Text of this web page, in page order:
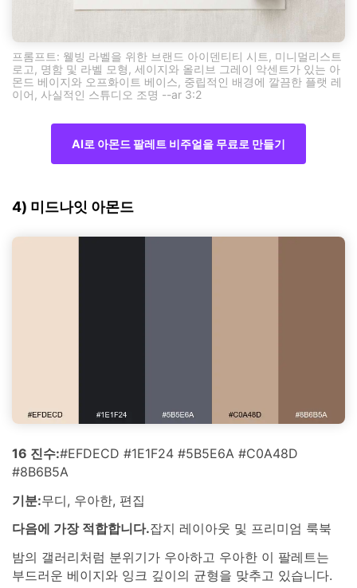
프롬프트: 웰빙 라벨을 위한 브랜드 아이덴티티 시트, 미니멀리스트
로고, 명함 및 라벨 모형, 세이지와 올리브 그레이 악센트가 있는 아
몬드 베이지와 오프화이트 베이스, 중립적인 배경에 깔끔한 플랫 레
이어, 사실적인 스튜디오 조명 --ar 3:2
AI로 아몬드 팔레트 비주얼을 무료로 만들기
4) 미드나잇 아몬드
16 진수:#EFDECD #1E1F24 #5B5E6A #C0A48D
#8B6B5A
기분:무디, 우아한, 편집
다음에 가장 적합합니다.잡지 레이아웃 및 프리미엄 룩북
밤의 갤러리처럼 분위기가 우아하고 우아한 이 팔레트는
부드러운 베이지와 잉크 깊이의 균형을 맞추고 있습니다.